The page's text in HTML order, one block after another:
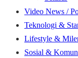
Video News /
Teknologi &
Lifestyle &
Sosial &